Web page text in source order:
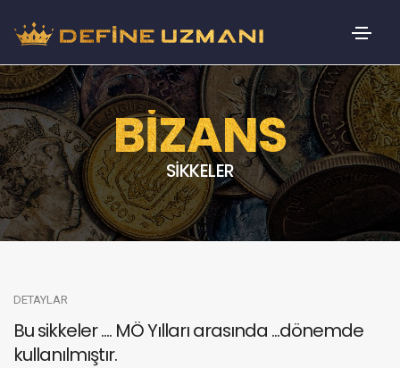
BİZANS
SİKKELER
DETAYLAR
Bu sikkeler .... MÖ Yılları arasında ...dönemde
kullanılmıştır.